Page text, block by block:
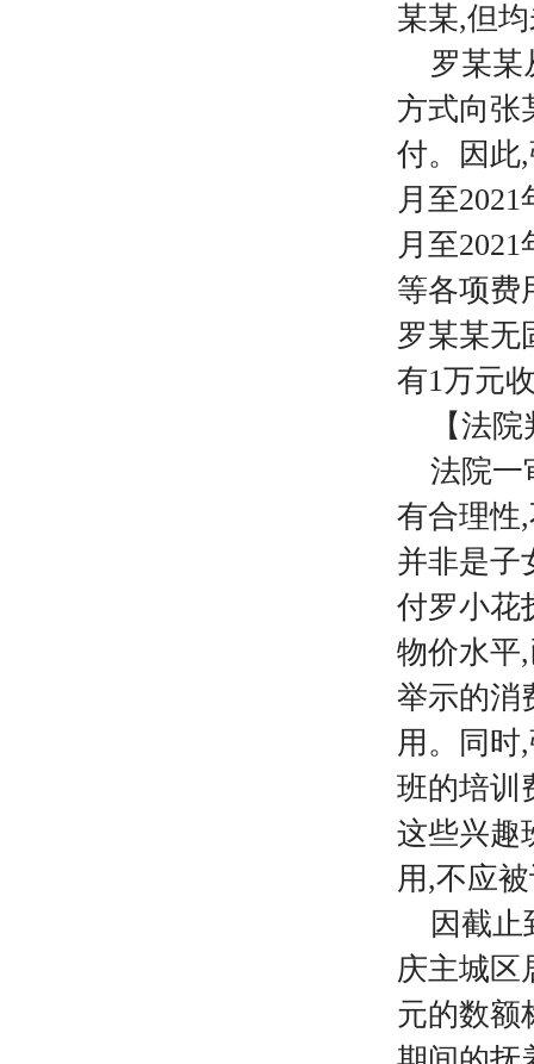
某某,但
罗某某
方式向张
付。因此
月至
月至
等各项费
罗某某无
有1万元
【法
法院一
有合理性
并非是子
付罗小花
物价水平
举示的消
用。同时
班的培训
这些兴趣
用,不应
因截止
庆主城区
元的数额